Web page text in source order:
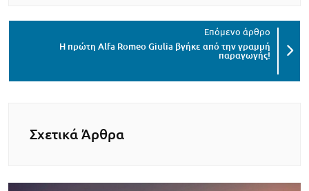
Η πρώτη Alfa Romeo Giulia βγήκε από την γραμμή
παραγωγής!
Σχετικά Άρθρα